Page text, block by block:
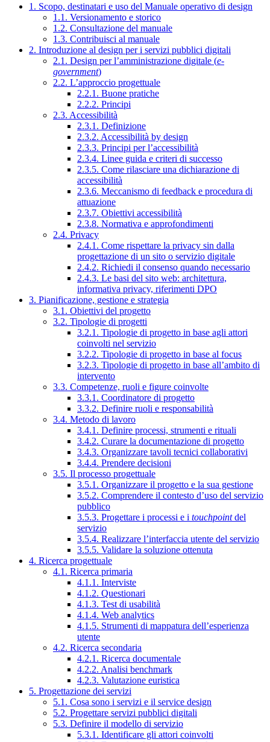
1. Scopo, destinatari e uso del Manuale operativo di design
1.1. Versionamento e storico
1.2. Consultazione del manuale
1.3. Contribuisci al manuale
2. Introduzione al design per i servizi pubblici digitali
2.1. Design per l’amministrazione digitale (e-
government)
2.2. L’approccio progettuale
2.2.1. Buone pratiche
2.2.2. Principi
2.3. Accessibilità
2.3.1. Definizione
2.3.2. Accessibilità by design
2.3.3. Principi per l’accessibilità
2.3.4. Linee guida e criteri di successo
2.3.5. Come rilasciare una dichiarazione di
accessibilità
2.3.6. Meccanismo di feedback e procedura di
attuazione
2.3.7. Obiettivi accessibilità
2.3.8. Normativa e approfondimenti
2.4. Privacy
2.4.1. Come rispettare la privacy sin dalla
progettazione di un sito o servizio digitale
2.4.2. Richiedi il consenso quando necessario
2.4.3. Le basi del sito web: architettura,
informativa privacy, riferimenti DPO
3. Pianificazione, gestione e strategia
3.1. Obiettivi del progetto
3.2. Tipologie di progetti
3.2.1. Tipologie di progetto in base agli attori
coinvolti nel servizio
3.2.2. Tipologie di progetto in base al focus
3.2.3. Tipologie di progetto in base all’ambito di
intervento
3.3. Competenze, ruoli e figure coinvolte
3.3.1. Coordinatore di progetto
3.3.2. Definire ruoli e responsabilità
3.4. Metodo di lavoro
3.4.1. Definire processi, strumenti e rituali
3.4.2. Curare la documentazione di progetto
3.4.3. Organizzare tavoli tecnici collaborativi
3.4.4. Prendere decisioni
3.5. Il processo progettuale
3.5.1. Organizzare il progetto e la sua gestione
3.5.2. Comprendere il contesto d’uso del servizio
pubblico
3.5.3. Progettare i processi e i touchpointdel
servizio
3.5.4. Realizzare l’interfaccia utente del servizio
3.5.5. Validare la soluzione ottenuta
4. Ricerca progettuale
4.1. Ricerca primaria
4.1.1. Interviste
4.1.2. Questionari
4.1.3. Test di usabilità
4.1.4. Web analytics
4.1.5. Strumenti di mappatura dell’esperienza
utente
4.2. Ricerca secondaria
4.2.1. Ricerca documentale
4.2.2. Analisi benchmark
4.2.3. Valutazione euristica
5. Progettazione dei servizi
5.1. Cosa sono i servizi e il service design
5.2. Progettare servizi pubblici digitali
5.3. Definire il modello di servizio
5.3.1. Identificare gli attori coinvolti